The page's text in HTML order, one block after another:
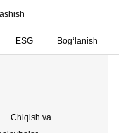
ESG Bog‘lanish
Chiqish va